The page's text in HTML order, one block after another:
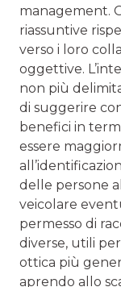
management.
riassuntive
verso i loro
oggettive.
non più
di suggerire
benefici in
essere
delle persone
veicolare
permesso di
diverse, utili
ottica più
aprendo allo